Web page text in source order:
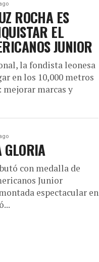
ROCHA ES
EL
JUNIOR
la fondista leonesa
en los 10,000 metros
mejorar marcas y
GLORIA
con medalla de
Junior
espectacular en